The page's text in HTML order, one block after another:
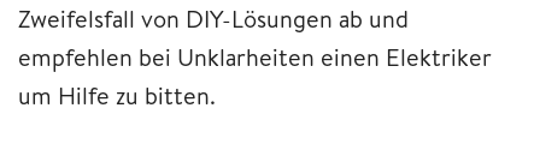
Zweifelsfall von DIY-Lösungen ab und
empfehlen bei Unklarheiten einen Elektriker
um Hilfe zu bitten.